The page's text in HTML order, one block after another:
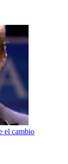
el cambio